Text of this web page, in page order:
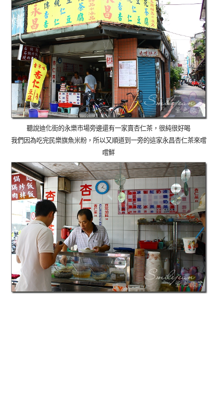
聽說迪化街的永樂市場旁邊還有一家賣杏仁茶，很純很好喝
我們因為吃完民樂旗魚米粉，所以又順道到一旁的這家永昌杏仁茶來嚐
嚐鮮